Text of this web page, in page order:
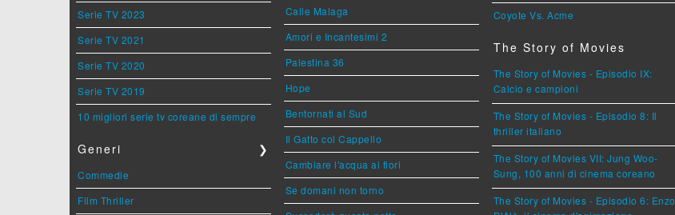
Serie TV 2023
Serie TV 2021
Serie TV 2020
Serie TV 2019
10 migliori serie tv coreane di sempre
Generi ❯
Commedie
Film Thriller
Calle Malaga
Amori e Incantesimi 2
Palestina 36
Hope
Bentornati al Sud
Il Gatto col Cappello
Cambiare l'acqua ai fiori
Se domani non torno
Coyote Vs. Acme
The Story of Movies
The Story of Movies - Episodio IX:
Calcio e campioni
The Story of Movies - Episodio 8: Il
thriller italiano
The Story of Movies VII: Jung Woo-
Sung, 100 anni di cinema coreano
The Story of Movies - Episodio 6: Enzo